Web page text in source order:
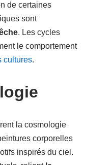
de certaines
sont
. Les cycles
le comportement
cultures.
la cosmologie
corporelles
inspirés du ciel.